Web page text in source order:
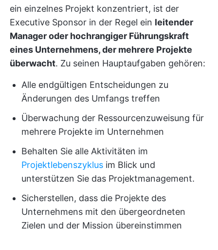
ein einzelnes Projekt konzentriert, ist der
Executive Sponsor in der Regel ein leitender
Manager oder hochrangiger Führungskraft
eines Unternehmens, der mehrere Projekte
überwacht. Zu seinen Hauptaufgaben gehören:
Alle endgültigen Entscheidungen zu
Änderungen des Umfangs treffen
Überwachung der Ressourcenzuweisung für
mehrere Projekte im Unternehmen
Behalten Sie alle Aktivitäten im
Projektlebenszyklus im Blick und
unterstützen Sie das Projektmanagement.
Sicherstellen, dass die Projekte des
Unternehmens mit den übergeordneten
Zielen und der Mission übereinstimmen